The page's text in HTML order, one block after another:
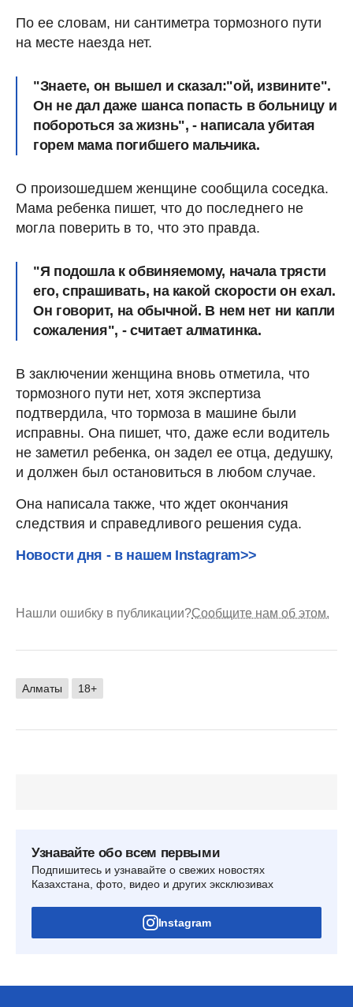
По ее словам, ни сантиметра тормозного пути
на месте наезда нет.
"Знаете, он вышел и сказал:"ой, извините".
Он не дал даже шанса попасть в больницу и
побороться за жизнь", - написала убитая
горем мама погибшего мальчика.
О произошедшем женщине сообщила соседка.
Мама ребенка пишет, что до последнего не
могла поверить в то, что это правда.
"Я подошла к обвиняемому, начала трясти
его, спрашивать, на какой скорости он ехал.
Он говорит, на обычной. В нем нет ни капли
сожаления", - считает алматинка.
В заключении женщина вновь отметила, что
тормозного пути нет, хотя экспертиза
подтвердила, что тормоза в машине были
исправны. Она пишет, что, даже если водитель
не заметил ребенка, он задел ее отца, дедушку,
и должен был остановиться в любом случае.
Она написала также, что ждет окончания
следствия и справедливого решения суда.
Новости дня - в нашем Instagram>>
Нашли ошибку в публикации?Сообщите нам об этом.
Алматы 18+
Узнавайте обо всем первыми
Подпишитесь и узнавайте о свежих новостях
Казахстана, фото, видео и других эксклюзивах
Instagram